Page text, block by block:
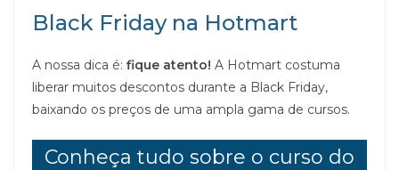
Black Friday na Hotmart
A nossa dica é: fique atento! A Hotmart costuma
liberar muitos descontos durante a Black Friday,
baixando os preços de uma ampla gama de cursos.
Conheça tudo sobre o curso do